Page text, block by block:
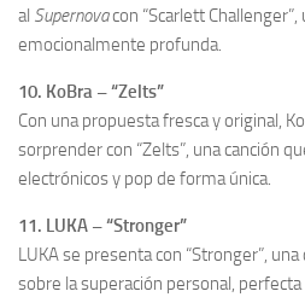
al Supernovacon “Scarlett
emocionalmente profunda.
10. KoBra – “Zelts”
Con una propuesta fresca y original,
sorprender con “Zelts”, una canción
electrónicos y pop de forma única.
11. LUKA – “Stronger”
LUKA se presenta con “Stronger”,
sobre la superación personal,